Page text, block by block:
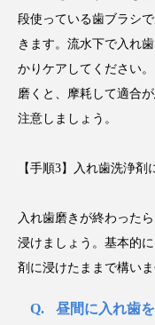
段使っている歯ブラシ
きます。流水下で入れ
かりケアしてください
磨くと、摩耗して適合
注意しましょう。
【手順3】入れ歯洗浄剤
入れ歯磨きが終わった
浸けましょう。基本的
剤に浸けたままで構いま
昼間に入れ歯